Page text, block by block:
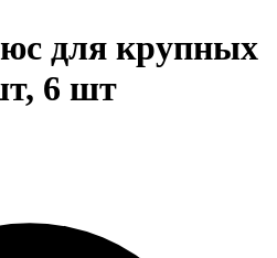
для крупных
6 шт